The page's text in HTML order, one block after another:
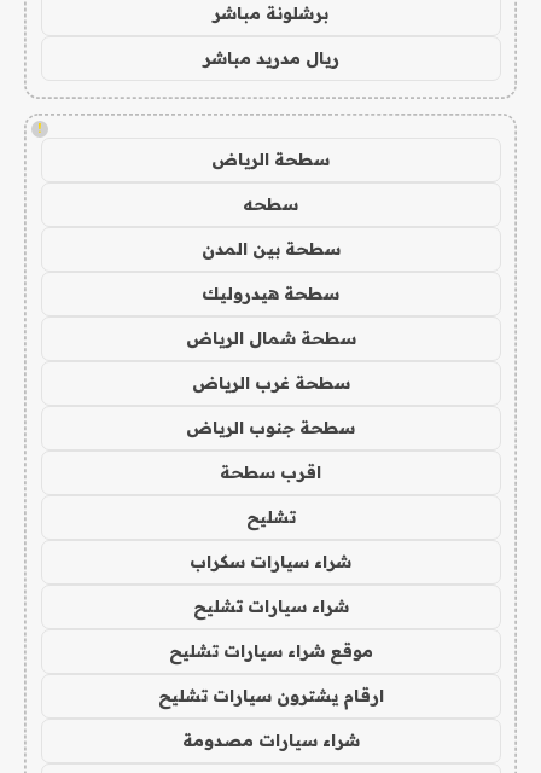
برشلونة مباشر
ريال مدريد مباشر
!
سطحة الرياض
سطحه
سطحة بين المدن
سطحة هيدروليك
سطحة شمال الرياض
سطحة غرب الرياض
سطحة جنوب الرياض
اقرب سطحة
تشليح
شراء سيارات سكراب
شراء سيارات تشليح
موقع شراء سيارات تشليح
ارقام يشترون سيارات تشليح
شراء سيارات مصدومة